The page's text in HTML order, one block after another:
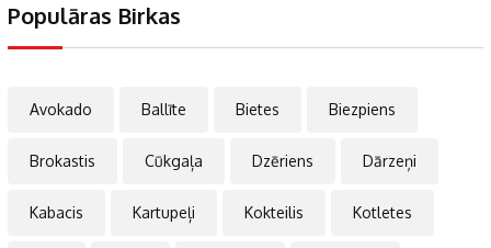
Populāras Birkas
Avokado Ballīte Bietes Biezpiens
Brokastis Cūkgaļa Dzēriens Dārzeņi
Kabacis Kartupeļi Kokteilis Kotletes